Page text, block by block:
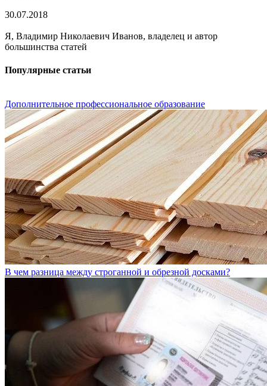
30.07.2018
Я, Владимир Николаевич Иванов, владелец и автор
большинства статей
Популярные статьи
Дополнительное профессиональное образование
В чем разница между строганной и обрезной досками?